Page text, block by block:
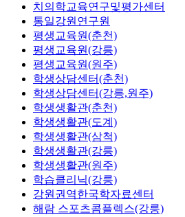
치의학교육연구및평가센터
통일강원연구원
평생교육원(춘천)
평생교육원(강릉)
평생교육원(원주)
학생상담센터(춘천)
학생상담센터(강릉,원주)
학생생활관(춘천)
학생생활관(도계)
학생생활관(삼척)
학생생활관(강릉)
학생생활관(원주)
학습클리닉(강릉)
강원권역한국학자료센터
해람 스포츠콤플렉스(강릉)